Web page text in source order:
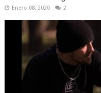
Enero 08, 2020 2